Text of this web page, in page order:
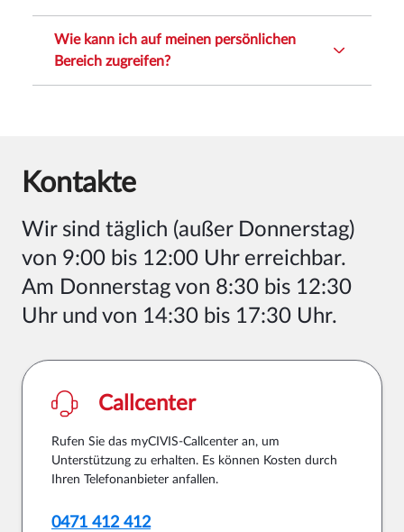
Wie kann ich auf meinen persönlichen
Bereich zugreifen?
Kontakte
Wir sind täglich (außer Donnerstag)
von 9:00 bis 12:00 Uhr erreichbar.
Am Donnerstag von 8:30 bis 12:30
Uhr und von 14:30 bis 17:30 Uhr.
Callcenter
Rufen Sie das myCIVIS-Callcenter an, um
Unterstützung zu erhalten. Es können Kosten durch
Ihren Telefonanbieter anfallen.
0471 412 412